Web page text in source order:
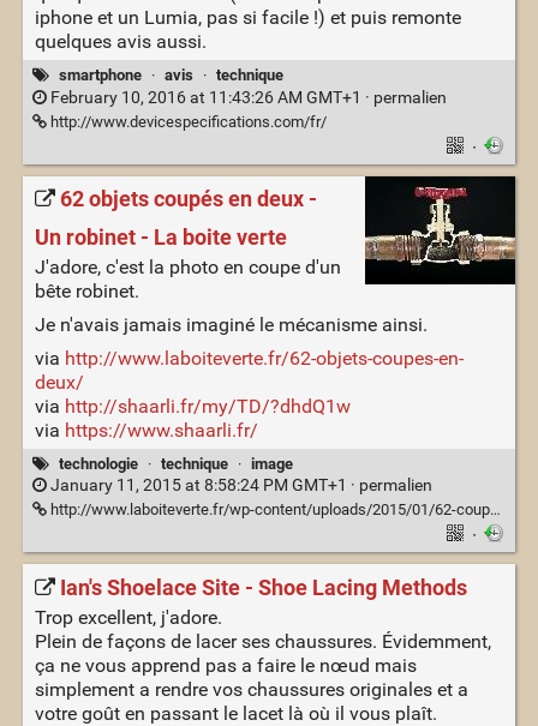
iphone et un Lumia, pas si facile !) et puis remonte
quelques avis aussi.
smartphone · avis · technique
February 10, 2016 at 11:43:26 AM GMT+1 · permalien
http://www.devicespecifications.com/fr/
·
62 objets coupés en deux -
Un robinet - La boite verte
J'adore, c'est la photo en coupe d'un
bête robinet.
Je n'avais jamais imaginé le mécanisme ainsi.
via http://www.laboiteverte.fr/62-objets-coupes-en-
deux/
via http://shaarli.fr/my/TD/?dhdQ1w
via https://www.shaarli.fr/
technologie · technique · image
January 11, 2015 at 8:58:24 PM GMT+1 · permalien
http://www.laboiteverte.fr/wp-content/uploads/2015/01/62-coupe-deux-objet-25.jpg
·
Ian's Shoelace Site - Shoe Lacing Methods
Trop excellent, j'adore.
Plein de façons de lacer ses chaussures. Évidemment,
ça ne vous apprend pas a faire le nœud mais
simplement a rendre vos chaussures originales et a
votre goût en passant le lacet là où il vous plaît.